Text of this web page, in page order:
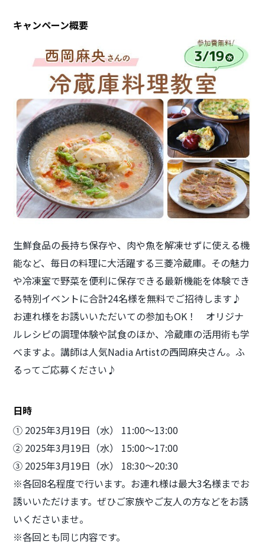
キャンペーン概要
生鮮食品の長持ち保存や、肉や魚を解凍せずに使える機
能など、毎日の料理に大活躍する三菱冷蔵庫。その魅力
や冷凍室で野菜を便利に保存できる最新機能を体験でき
る特別イベントに合計24名様を無料でご招待します♪
お連れ様をお誘いいただいての参加もOK！ オリジナ
ルレシピの調理体験や試食のほか、冷蔵庫の活用術も学
べますよ。講師は人気Nadia Artistの西岡麻央さん。ふ
るってご応募ください♪
日時
① 2025年3月19日（水） 11:00～13:00
② 2025年3月19日（水） 15:00～17:00
③ 2025年3月19日（水） 18:30～20:30
※各回8名程度で行います。お連れ様は最大3名様までお
誘いいただけます。ぜひご家族やご友人の方などをお誘
いくださいませ。
※各回とも同じ内容です。